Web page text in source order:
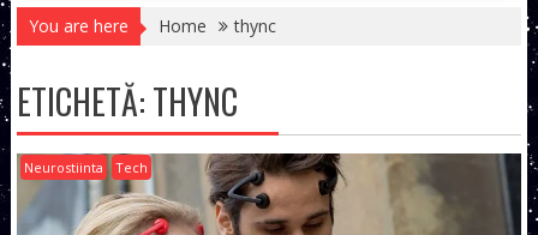
You are here Home thync
ETICHETĂ:THYNC
Neurostiinta Tech